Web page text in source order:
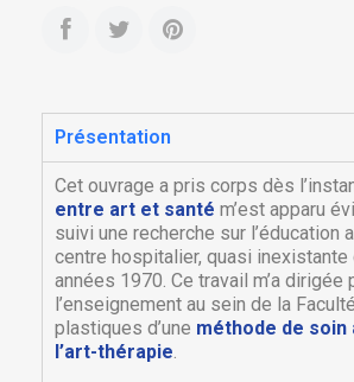
Présentation
Cet ouvrage a pris corps dès
entre art et santé m’est apparu
suivi une recherche sur l’éducation
centre hospitalier, quasi inexistante
années 1970. Ce travail m’a dirigée
l’enseignement au sein de la
plastiques d’une méthode de
l’art-thérapie.